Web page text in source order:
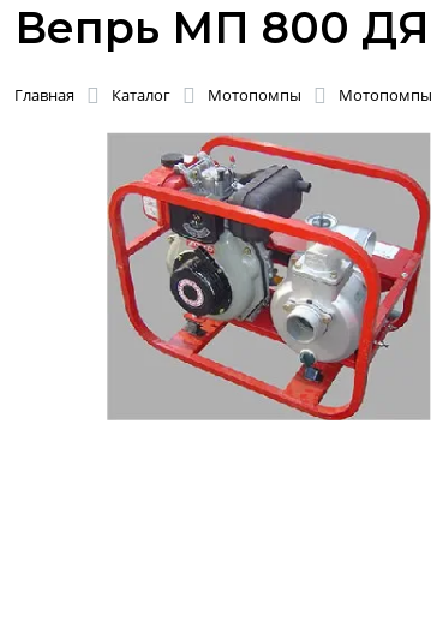
Вепрь МП 800 ДЯ
Главная Каталог Мотопомпы Мотопомпы